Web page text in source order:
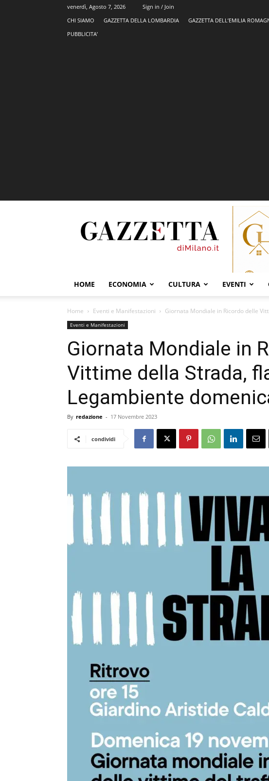
venerdì, Agosto 7, 2026
Sign in / Join
CHI SIAMO
GAZZETTA DELLA LOMBARDIA GAZZETTA DELL’EMILIA
PUBBLICITA’
HOME ECONOMIA CULTURA EVENTI
Home Eventi e Manifestazioni Giornata Mondiale in Ricordo delle
Eventi e Manifestazioni
Giornata Mondiale in
Vittime della Strada,
Legambiente
By redazione - 17 Novembre 2023
condividi